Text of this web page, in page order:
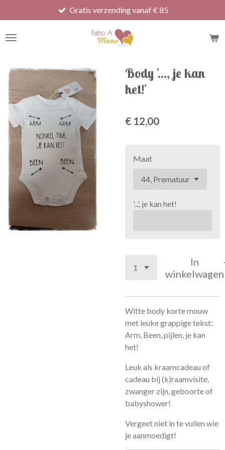
direct
naar
Gratis verzending vanaf € 85
Body '..., je kan
het!'
€ 12,00
Maat
'...', je kan het!
In
winkelwagen
Witte body korte mouw
met leuke grappige tekst:
Arm, Been, pijlen, je kan
het!
Leuk als kraamcadeau of
cadeau bij (k)raamvisite,
zwanger zijn, geboorte of
babyshower!
Vergeet niet in te vullen wie
je aanmoedigt!